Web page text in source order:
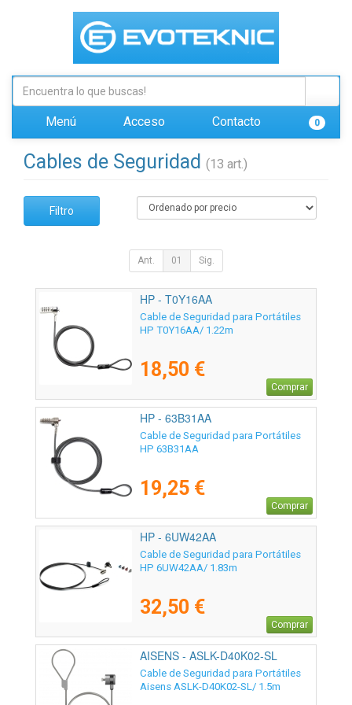
Menú Acceso Contacto 0
Cables de Seguridad (13 art.)
Filtro
Ant. 01 Sig.
HP - T0Y16AA
Cable de Seguridad para Portátiles
HP T0Y16AA/ 1.22m
18,50 €
Comprar
HP - 63B31AA
Cable de Seguridad para Portátiles
HP 63B31AA
19,25 €
Comprar
HP - 6UW42AA
Cable de Seguridad para Portátiles
HP 6UW42AA/ 1.83m
32,50 €
Comprar
AISENS - ASLK-D40K02-SL
Cable de Seguridad para Portátiles
Aisens ASLK-D40K02-SL/ 1.5m